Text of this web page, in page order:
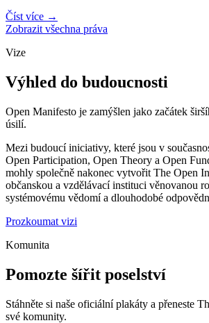
Číst více →
Zobrazit všechna práva
Vize
Výhled do budoucnosti
Open Manifesto je zamýšlen jako začátek
úsilí.
Mezi budoucí iniciativy, které jsou v
Open Participation, Open Theory a Open
mohly společně nakonec vytvořit The Open
občanskou a vzdělávací instituci věnovanou
systémovému vědomí a dlouhodobé
Prozkoumat vizi
Komunita
Pomozte šířit poselství
Stáhněte si naše oficiální plakáty a přeneste
své komunity.